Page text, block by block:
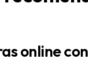
online